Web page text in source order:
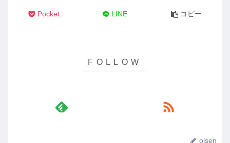
Pocket LINE コピー
olsen